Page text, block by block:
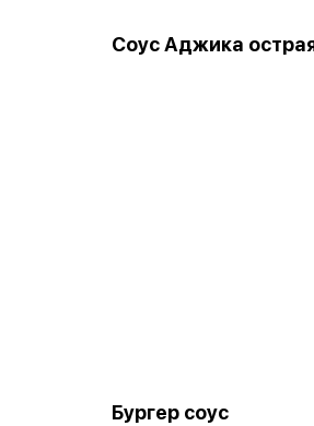
Соус Аджика
Бургер соус